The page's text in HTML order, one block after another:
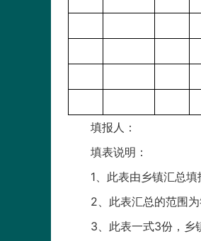
填报人：
填表说明：
1、此表由乡镇汇总填
2、此表汇总的范围
3、此表一式3份，乡